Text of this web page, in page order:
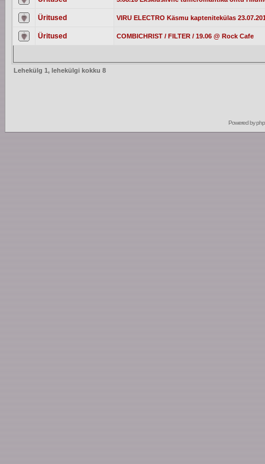
Üritused VIRU ELECTRO Käsmu kaptenitekülas
Üritused COMBICHRIST / FILTER / 19.06 @ Rock Cafe
Lehekülg 1, lehekülgi kokku 8
Powered by